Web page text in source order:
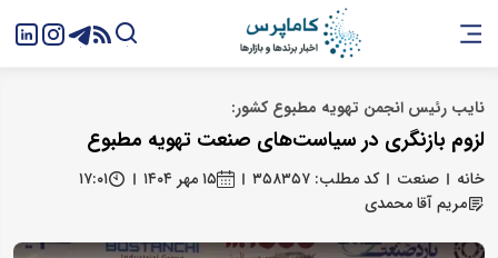
نایب رئیس انجمن تهویه مطبوع کشور:
لزوم بازنگری در سیاست‌های صنعت تهویه مطبوع
خانه صنعت کد مطلب: ۳۵۸۳۵۷ ۱۵ مهر ۱۴۰۴
۱۷:۰۱
مریم آقا محمدی